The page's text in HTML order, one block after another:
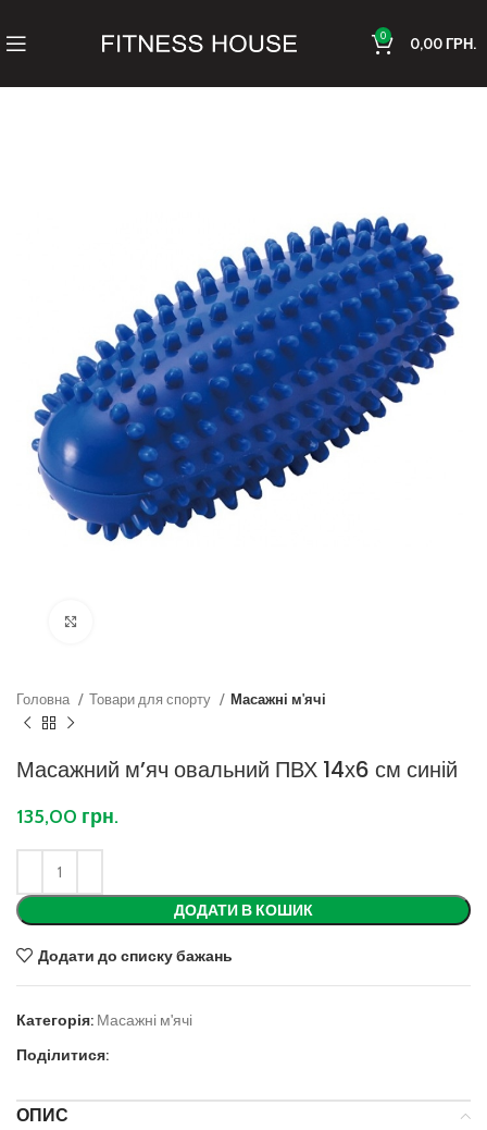
0 0,00ГРН.
Головна Товари для спорту Масажні м'ячі
Масажний м’яч овальний ПВХ 14х6 см синій
135,00 грн.
ДОДАТИ В КОШИК
Додати до списку бажань
Категорія: Масажні м'ячі
Поділитися:
ОПИС